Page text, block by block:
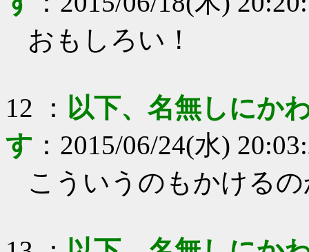
おもしろい！
12 ： 以下、名無しにか
す ： 2015/06/24(水)
こういうのもかける